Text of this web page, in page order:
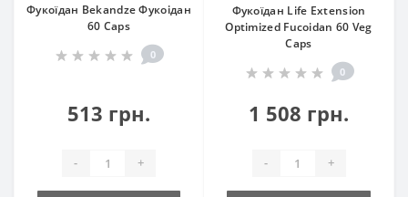
Фукоїдан Bekandze Фукоідан
60 Caps
0
513 грн.
- +
Фукоїдан Life Extension
Optimized Fucoidan 60 Veg
Caps
0
1 508 грн.
- +